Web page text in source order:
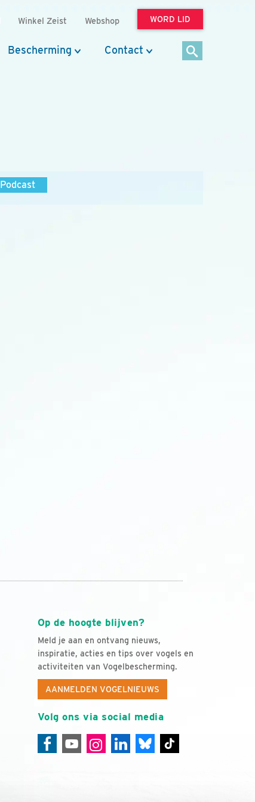
Winkel Zeist Webshop WORD LID
Bescherming Contact
Podcast
Op de hoogte blijven?
Meld je aan en ontvang nieuws,
inspiratie, acties en tips over vogels en
activiteiten van Vogelbescherming.
AANMELDEN VOGELNIEUWS
Volg ons via social media